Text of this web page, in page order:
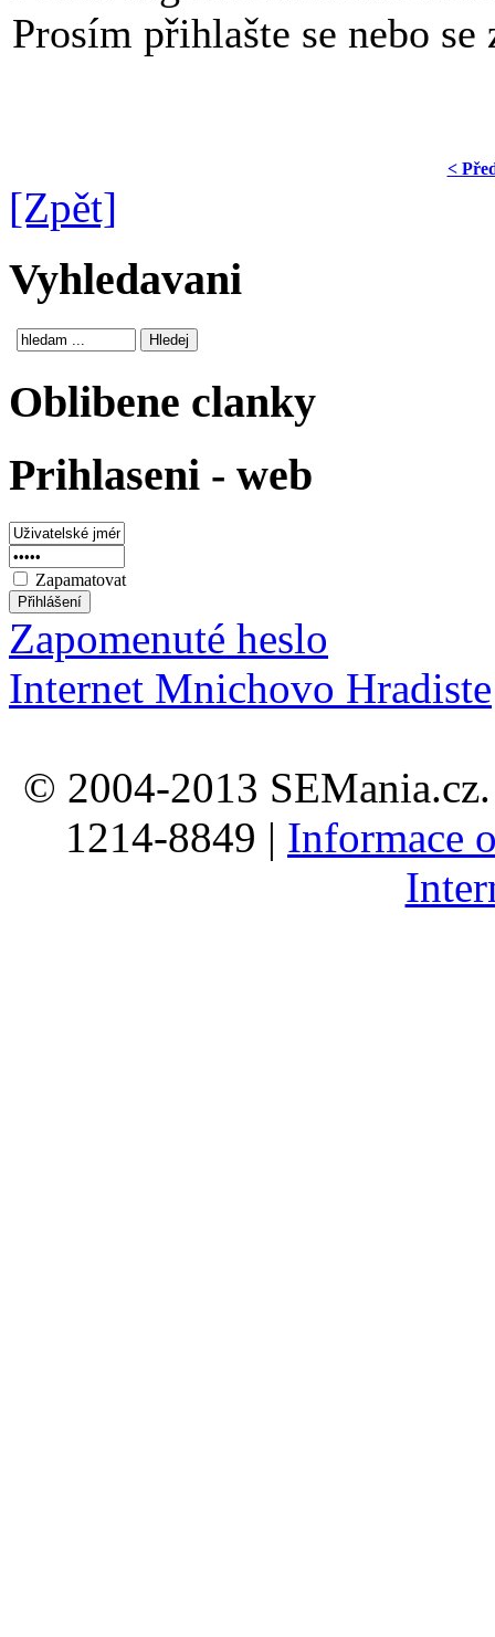
Prosím přihlašte se nebo
<
[Zpět]
Vyhledavani
Oblibene clanky
Prihlaseni - web
Zapamatovat
Zapomenuté heslo
Internet Mnichovo Hradiste
© 2004-2013
1214-8849 | Informace